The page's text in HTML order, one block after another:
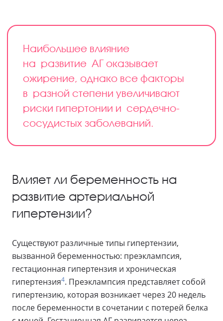
Наибольшее влияние
на развитие АГ оказывает
ожирение, однако все факторы
в разной степени увеличивают
риски гипертонии и сердечно-
сосудистых заболеваний.
Влияет ли беременность на
развитие артериальной
гипертензии?
Существуют различные типы гипертензии,
вызванной беременностью: преэклампсия,
гестационная гипертензия и хроническая
гипертензия4. Преэклампсия представляет собой
гипертензию, которая возникает через 20 недель
после беременности в сочетании с потерей белка